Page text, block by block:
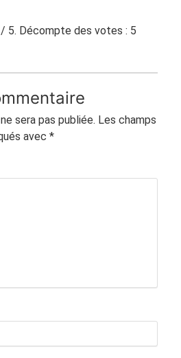
/ 5. Décompte des votes : 5
sera pas publiée. Les champs
avec *